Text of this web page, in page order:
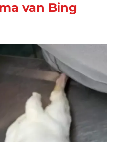
van Bing